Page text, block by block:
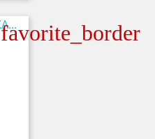
favorite_border